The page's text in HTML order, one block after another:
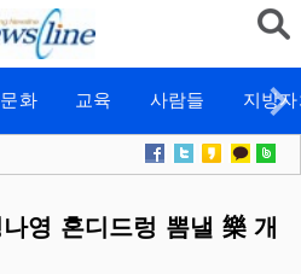
문화 교육 사람들 지방
영 혼디드렁 뽐낼 樂 개